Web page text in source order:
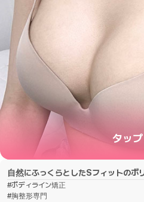
タッ
自然にふっくらとしたSフィットのボ
#ボディライン矯正
#胸整形専門